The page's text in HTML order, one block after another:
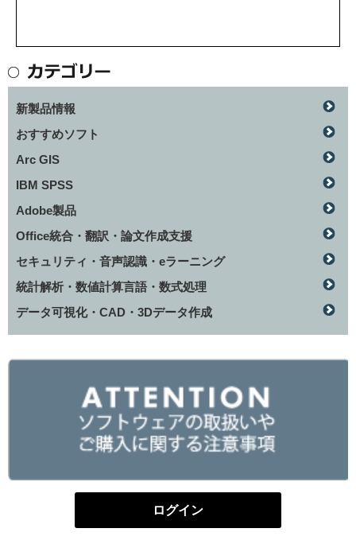
新製品情報
おすすめソフト
Arc GIS
IBM SPSS
Adobe製品
Office統合・翻訳・論文作成支援
セキュリティ・音声認識・eラーニング
統計解析・数値計算言語・数式処理
データ可視化・CAD・3Dデータ作成
ログイン